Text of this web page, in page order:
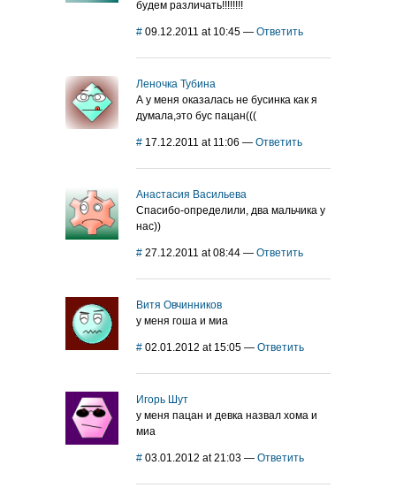
будем различать!!!!!!!!
# 09.12.2011 at 10:45 — Ответить
Леночка Тубина
А у меня оказалась не бусинка как я
думала,это бус пацан(((
# 17.12.2011 at 11:06 — Ответить
Анастасия Васильева
Спасибо-определили, два мальчика у
нас))
# 27.12.2011 at 08:44 — Ответить
Витя Овчинников
у меня гоша и миа
# 02.01.2012 at 15:05 — Ответить
Игорь Шут
у меня пацан и девка назвал хома и
миа
# 03.01.2012 at 21:03 — Ответить